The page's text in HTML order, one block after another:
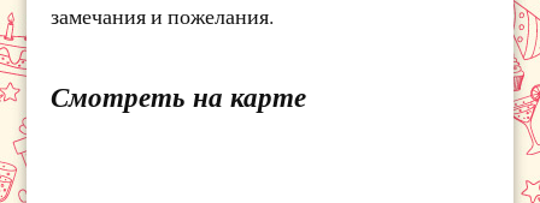
замечания и пожелания.
Смотреть на карте